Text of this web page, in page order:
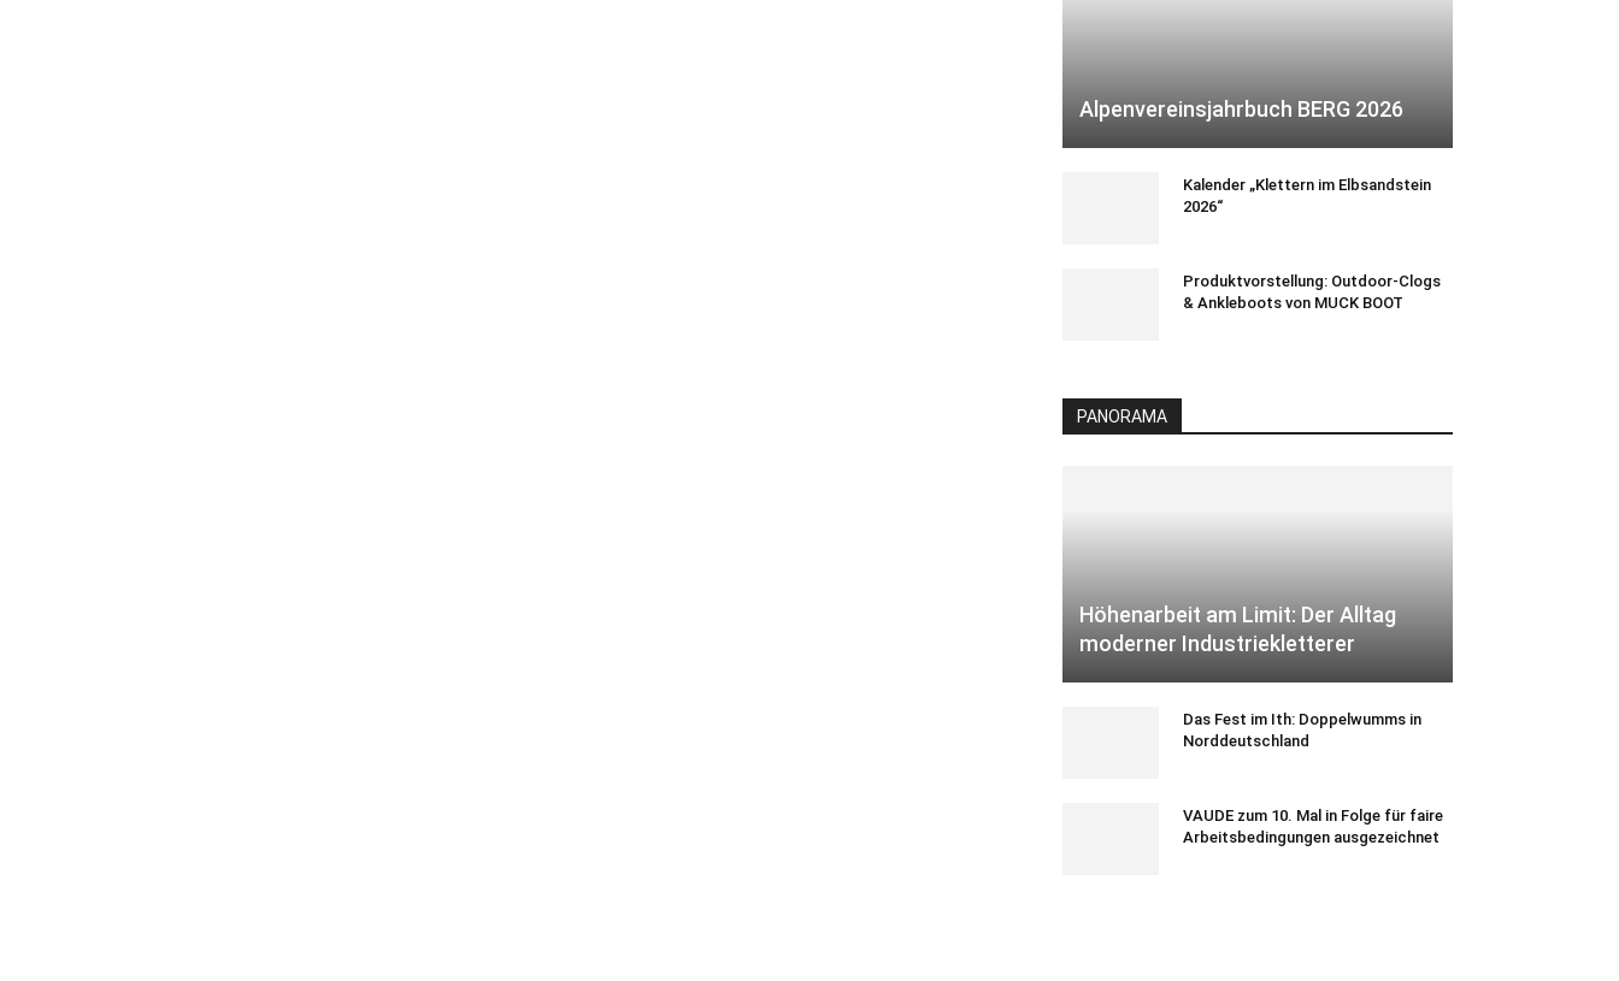
Alpenvereinsjahrbuch BERG 2026
Kalender „Klettern im Elbsandstein
2026“
Produktvorstellung: Outdoor-Clogs
& Ankleboots von MUCK BOOT
PANORAMA
Höhenarbeit am Limit: Der Alltag
moderner Industriekletterer
Das Fest im Ith: Doppelwumms in
Norddeutschland
VAUDE zum 10. Mal in Folge für faire
Arbeitsbedingungen ausgezeichnet